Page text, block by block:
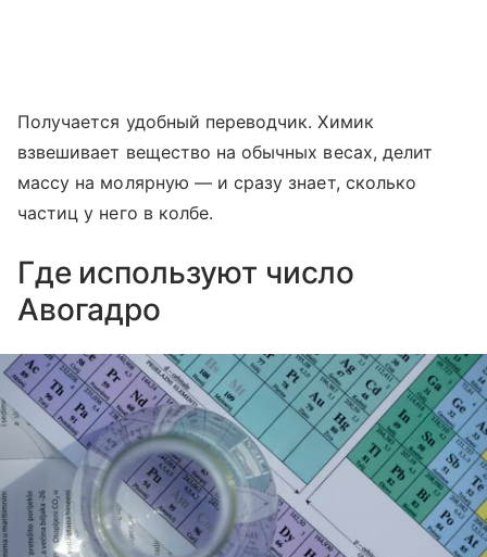
Получается удобный переводчик. Химик
взвешивает вещество на обычных весах, делит
массу на молярную — и сразу знает, сколько
частиц у него в колбе.
Где используют число
Авогадро